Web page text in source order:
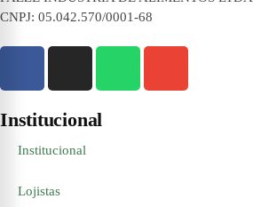
CNPJ: 05.042.570/0001-68
Institucional
Institucional
Lojistas